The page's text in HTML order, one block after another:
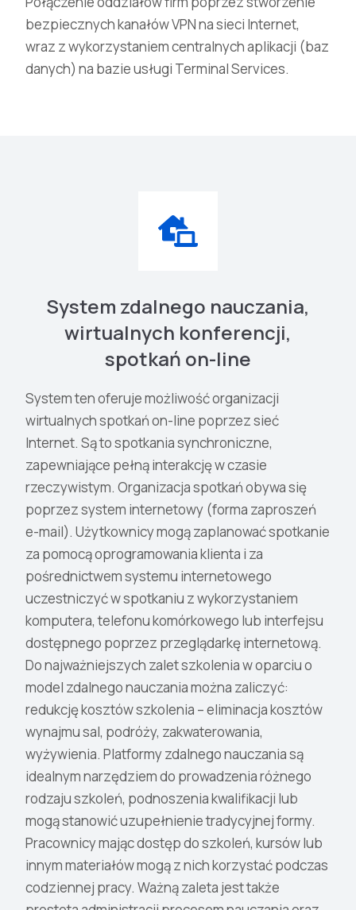
bezpiecznych kanałów VPN na sieci Internet,
wraz z wykorzystaniem centralnych aplikacji (baz
danych) na bazie usługi Terminal Services.
System zdalnego nauczania,
wirtualnych konferencji,
spotkań on-line
System ten oferuje możliwość organizacji
wirtualnych spotkań on-line poprzez sieć
Internet. Są to spotkania synchroniczne,
zapewniające pełną interakcję w czasie
rzeczywistym. Organizacja spotkań obywa się
poprzez system internetowy (forma zaproszeń
e-mail). Użytkownicy mogą zaplanować spotkanie
za pomocą oprogramowania klienta i za
pośrednictwem systemu internetowego
uczestniczyć w spotkaniu z wykorzystaniem
komputera, telefonu komórkowego lub interfejsu
dostępnego poprzez przeglądarkę internetową.
Do najważniejszych zalet szkolenia w oparciu o
model zdalnego nauczania można zaliczyć:
redukcję kosztów szkolenia – eliminacja kosztów
wynajmu sal, podróży, zakwaterowania,
wyżywienia. Platformy zdalnego nauczania są
idealnym narzędziem do prowadzenia różnego
rodzaju szkoleń, podnoszenia kwalifikacji lub
mogą stanowić uzupełnienie tradycyjnej formy.
Pracownicy mając dostęp do szkoleń, kursów lub
innym materiałów mogą z nich korzystać podczas
codziennej pracy. Ważną zaleta jest także